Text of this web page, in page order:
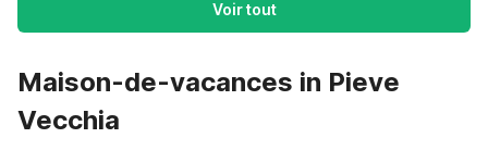
Voir tout
Maison-de-vacances in Pieve
Vecchia